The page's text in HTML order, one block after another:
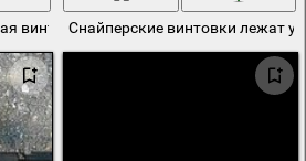
винтовка на брезентовом ковре
Снайперские винтовки лежат у